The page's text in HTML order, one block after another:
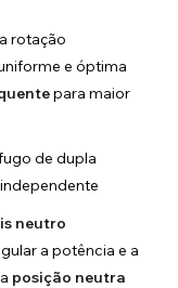
rotação
e óptima
para maior
de dupla
neutro
a potência e a
posição neutra